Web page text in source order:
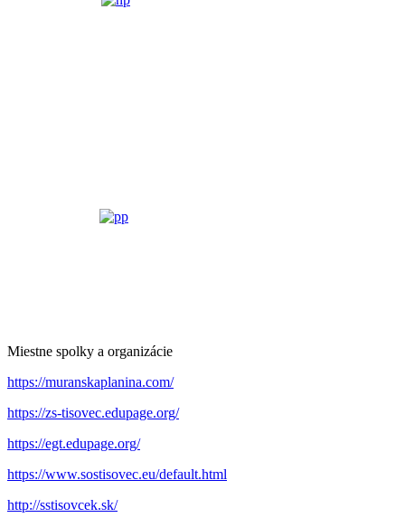
Miestne spolky a organizácie
https://muranskaplanina.com/
https://zs-tisovec.edupage.org/
https://egt.edupage.org/
https://www.sostisovec.eu/default.html
http://sstisovcek.sk/